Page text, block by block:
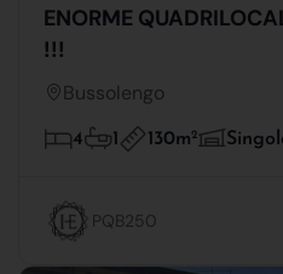
ENORME
!!!
Bussolengo
4 1 130m2
PQB250